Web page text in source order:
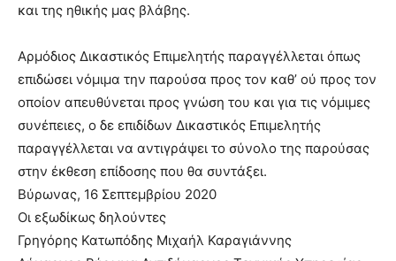
και της ηθικής μας βλάβης.
Αρμόδιος Δικαστικός Επιμελητής παραγγέλλεται όπως
επιδώσει νόμιμα την παρούσα προς τον καθ’ ού προς τον
οποίον απευθύνεται προς γνώση του και για τις νόμιμες
συνέπειες, ο δε επιδίδων Δικαστικός Επιμελητής
παραγγέλλεται να αντιγράψει το σύνολο της παρούσας
στην έκθεση επίδοσης που θα συντάξει.
Βύρωνας, 16 Σεπτεμβρίου 2020
Οι εξωδίκως δηλούντες
Γρηγόρης Κατωπόδης Μιχαήλ Καραγιάννης